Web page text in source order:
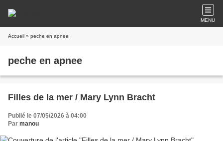
MENU
Accueil » peche en apnee
peche en apnee
Filles de la mer / Mary Lynn Bracht
Publié le 07/05/2026 à 04:00
Par manou